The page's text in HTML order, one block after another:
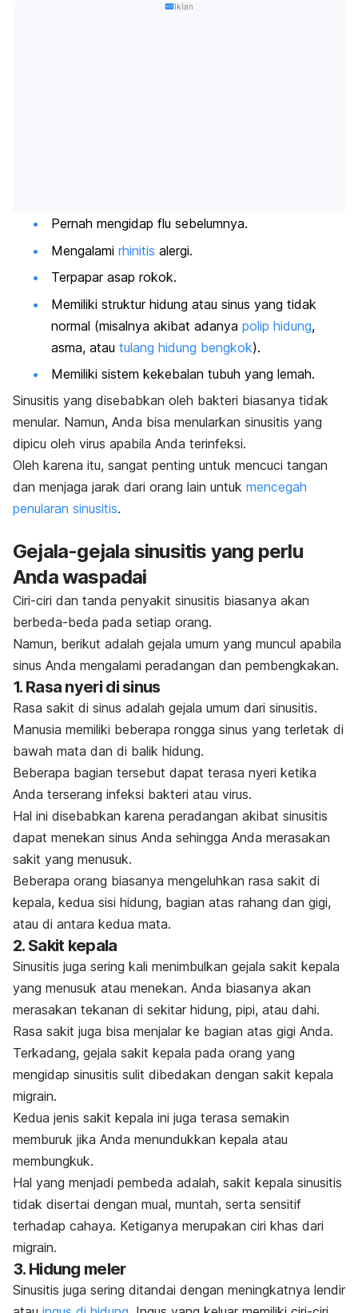
Iklan
Pernah mengidap flu sebelumnya.
Mengalami rhinitis alergi.
Terpapar asap rokok.
Memiliki struktur hidung atau sinus yang tidak
normal (misalnya akibat adanya polip hidung,
asma, atau tulang hidung bengkok).
Memiliki sistem kekebalan tubuh yang lemah.
Sinusitis yang disebabkan oleh bakteri biasanya tidak
menular. Namun, Anda bisa menularkan sinusitis yang
dipicu oleh virus apabila Anda terinfeksi.
Oleh karena itu, sangat penting untuk mencuci tangan
dan menjaga jarak dari orang lain untuk mencegah
penularan sinusitis.
Gejala-gejala sinusitis yang perlu
Anda waspadai
Ciri-ciri dan tanda penyakit sinusitis biasanya akan
berbeda-beda pada setiap orang.
Namun, berikut adalah gejala umum yang muncul apabila
sinus Anda mengalami peradangan dan pembengkakan.
1. Rasa nyeri di sinus
Rasa sakit di sinus adalah gejala umum dari sinusitis.
Manusia memiliki beberapa rongga sinus yang terletak di
bawah mata dan di balik hidung.
Beberapa bagian tersebut dapat terasa nyeri ketika
Anda terserang infeksi bakteri atau virus.
Hal ini disebabkan karena peradangan akibat sinusitis
dapat menekan sinus Anda sehingga Anda merasakan
sakit yang menusuk.
Beberapa orang biasanya mengeluhkan rasa sakit di
kepala, kedua sisi hidung, bagian atas rahang dan gigi,
atau di antara kedua mata.
2. Sakit kepala
Sinusitis juga sering kali menimbulkan gejala sakit kepala
yang menusuk atau menekan. Anda biasanya akan
merasakan tekanan di sekitar hidung, pipi, atau dahi.
Rasa sakit juga bisa menjalar ke bagian atas gigi Anda.
Terkadang, gejala sakit kepala pada orang yang
mengidap sinusitis sulit dibedakan dengan sakit kepala
migrain.
Kedua jenis sakit kepala ini juga terasa semakin
memburuk jika Anda menundukkan kepala atau
membungkuk.
Hal yang menjadi pembeda adalah, sakit kepala sinusitis
tidak disertai dengan mual, muntah, serta sensitif
terhadap cahaya. Ketiganya merupakan ciri khas dari
migrain.
3. Hidung meler
Sinusitis juga sering ditandai dengan meningkatnya lendir